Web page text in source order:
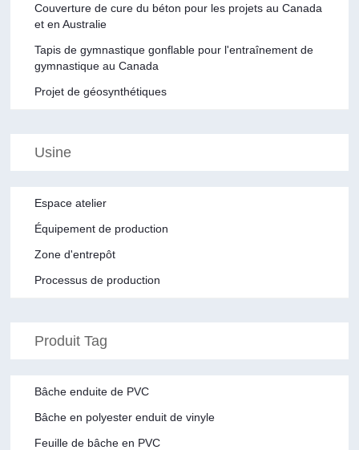
Couverture de cure du béton pour les projets au Canada
et en Australie
Tapis de gymnastique gonflable pour l'entraînement de
gymnastique au Canada
Projet de géosynthétiques
Usine
Espace atelier
Équipement de production
Zone d'entrepôt
Processus de production
Produit Tag
Bâche enduite de PVC
Bâche en polyester enduit de vinyle
Feuille de bâche en PVC